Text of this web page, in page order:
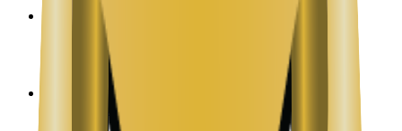
NM
(323) 953-8100
Envíos a Nicaragua desde Logan
NM
(323) 953-8100